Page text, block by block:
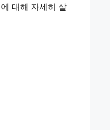
에 대해 자세히 살